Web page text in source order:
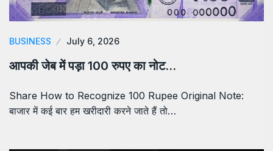
BUSINESS July 6, 2026
आपकी जेब में पड़ा 100 रुपए का नोट…
Share How to Recognize 100 Rupee Original Note:
बाजार में कई बार हम खरीदारी करने जाते हैं तो…